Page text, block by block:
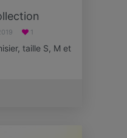
1
taille S, M et